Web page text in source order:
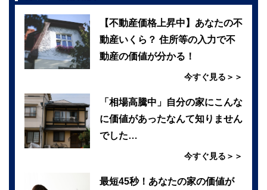
【不動産価格上昇中】あなたの不
動産いくら？ 住所等の入力で不
動産の価値が分かる！
今すぐ見る＞＞
「相場高騰中」自分の家にこんな
に価値があったなんて知りません
でした…
今すぐ見る＞＞
最短45秒！あなたの家の価値が